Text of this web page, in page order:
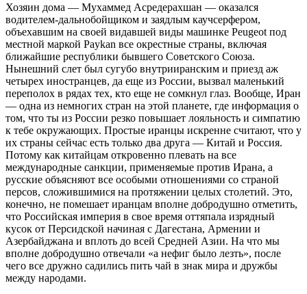
Хозяин дома — Мухаммед Асредерахшан — оказался
водителем-дальнобойщиком и заядлым каучсерфером,
объехавшим на своей видавшей виды машинке Peugeot под
местной маркой Paykan все окрестные страны, включая
ближайшие республики бывшего Советского Союза.
Нынешний слет был сугубо внутрииранским и приезд аж
четырех иностранцев, да еще из России, вызвал маленький
переполох в рядах тех, кто еще не сомкнул глаз. Вообще, Иран
— одна из немногих стран на этой планете, где информация о
том, что ты из России резко повышает лояльность и симпатию
к тебе окружающих. Простые иранцы искренне считают, что у
их страны сейчас есть только два друга — Китай и Россия.
Потому как китайцам откровенно плевать на все
международные санкции, применяемые против Ирана, а
русские объясняют все особыми отношениями со страной
персов, сложившимися на протяжении целых столетий. Это,
конечно, не помешает иранцам вполне добродушно отметить,
что Российская империя в свое время оттяпала изрядный
кусок от Персидской начиная с Дагестана, Армении и
Азербайджана и вплоть до всей Средней Азии. На что мы
вполне добродушно отвечали «а нефиг было лезть», после
чего все дружно садились пить чай в знак мира и дружбы
между народами.